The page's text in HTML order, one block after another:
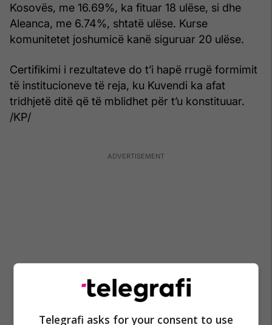
Kosovës, me 16.69%, ka fituar 18 ulëse, si dhe
Aleanca, me 6.74%, shtatë ulëse. Kurse
komunitetet joshumicë kanë siguruar 20 ulëse.
Certifikimi i rezultateve do t’i hapë rrugë formimit
të institucioneve të reja, ku Kuvendi ka afat
tridhjetë ditë që të mblidhet për t’u konstituuar.
/KP/
Telegrafi asks for your consent to use